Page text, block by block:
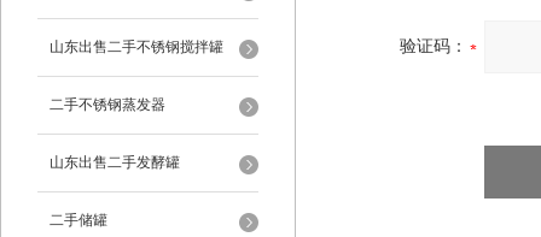
山东出售二手不锈钢搅拌罐
二手不锈钢蒸发器
山东出售二手发酵罐
二手储罐
验证码：